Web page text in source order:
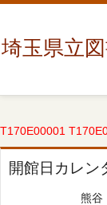
埼玉県立
T170E00001
開館日カレン
熊谷